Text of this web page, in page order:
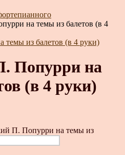
на темы из балетов (в 4
Попурри на
(в 4 руки)
П. Попурри на темы из